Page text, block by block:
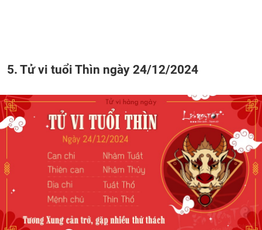
5. Tử vi tuổi Thìn ngày 24/12/2024